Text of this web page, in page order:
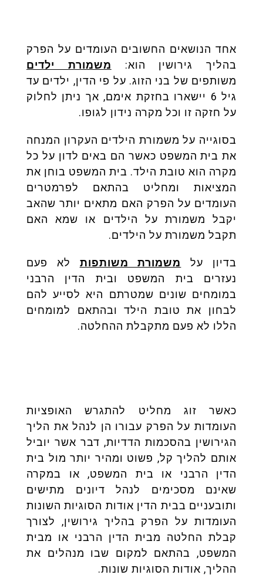
אחד הנושאים החשובים העומדים על הפרק
בהליך גירושין הוא: משמורת ילדים
משותפים של בני הזוג. על פי הדין, ילדים עד
גיל 6 יישארו בחזקת אימם, אך ניתן לחלוק
על חזקה זו וכל מקרה נידון לגופו.
בסוגייה על משמורת הילדים העקרון המנחה
את בית המשפט כאשר הם באים לדון על כל
מקרה הוא טובת הילד. בית המשפט בוחן את
המציאות ומחליט בהתאם לפרמטרים
העומדים על הפרק האם מתאים יותר שהאב
יקבל משמורת על הילדים או שמא האם
תקבל משמורת על הילדים.
בדיון על משמורת משותפות לא פעם
נעזרים בית המשפט ובית הדין הרבני
במומחים שונים שמטרתם היא לסייע להם
לבחון את טובת הילד ובהתאם למומחים
הללו לא פעם מתקבלת ההחלטה.
כאשר זוג מחליט להתגרש האופציות
העומדות על הפרק עבורו הן לנהל את הליך
הגירושין בהסכמות הדדיות, דבר אשר יוביל
אותם להליך קל, פשוט ומהיר יותר מול בית
הדין הרבני או בית המשפט, או במקרה
שאינם מסכימים לנהל דיונים מתישים
ותובעניים בבית הדין אודות הסוגיות השונות
העומדות על הפרק בהליך גירושין, לצורך
קבלת החלטה מבית הדין הרבני או מבית
המשפט, בהתאם למקום שבו מנהלים את
ההליך, אודות הסוגיות שונות.